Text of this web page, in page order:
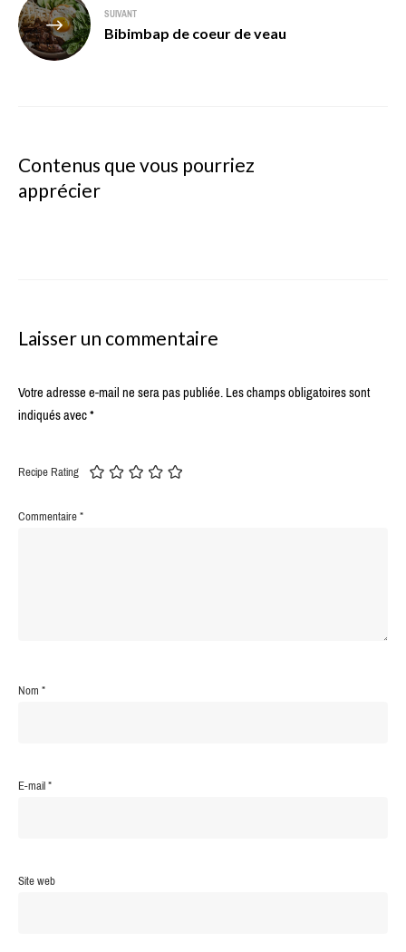
SUIVANT
Bibimbap de coeur de veau
Contenus que vous pourriez
apprécier
Laisser un commentaire
Votre adresse e-mail ne sera pas publiée.Les champs obligatoires sont
indiqués avec*
Recipe Rating
Commentaire*
Nom*
E-mail*
Site web